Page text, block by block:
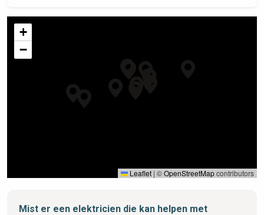
+
−
Leaflet | ©OpenStreetMapcontributors
Mist er een elektricien die kan helpen met